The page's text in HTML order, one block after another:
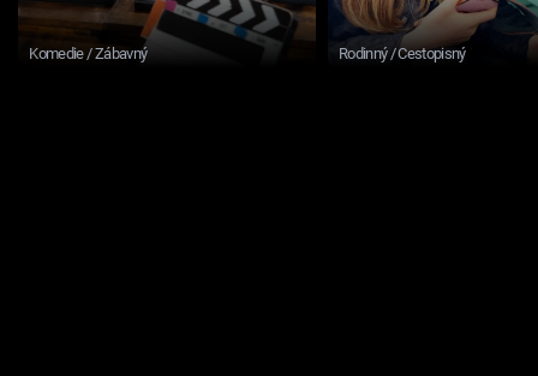
Komedie / Zábavný Rodinný / Cestopisný